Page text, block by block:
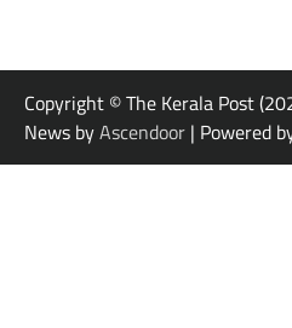
Copyright © The Kerala Post
News byAscendoor | Powered